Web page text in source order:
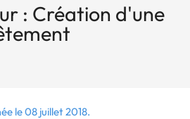
: Création d'une
le 08 juillet 2018.